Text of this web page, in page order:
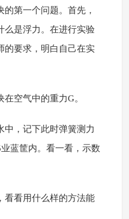
第一个问题。首先，
么是浮力。在进行实验
的要求，明白自己在实
空气中的重力G。
中，记下此时弹簧测力
蓝筐内。看一看，示数
看看用什么样的方法能